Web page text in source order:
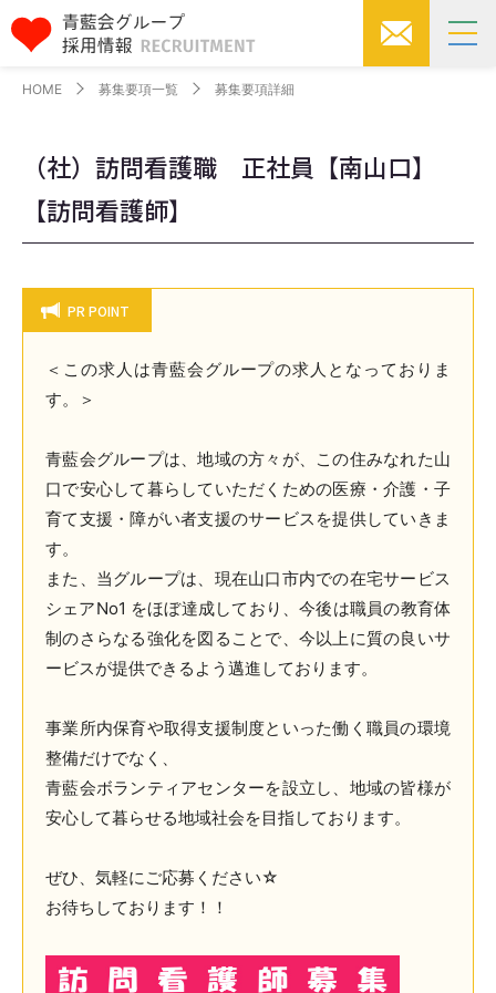
HOME 募集要項一覧 募集要項詳細
（社）訪問看護職 正社員【南山口】
【訪問看護師】
PR POINT
＜この求人は青藍会グループの求人となっておりま
す。＞
青藍会グループは、地域の方々が、この住みなれた山
口で安心して暮らしていただくための医療・介護・子
育て支援・障がい者支援のサービスを提供していきま
す。
また、当グループは、現在山口市内での在宅サービス
シェアNo1 をほぼ達成しており、今後は職員の教育体
制のさらなる強化を図ることで、今以上に質の良いサ
ービスが提供できるよう邁進しております。
事業所内保育や取得支援制度といった働く職員の環境
整備だけでなく、
青藍会ボランティアセンターを設立し、地域の皆様が
安心して暮らせる地域社会を目指しております。
ぜひ、気軽にご応募ください☆
お待ちしております！！